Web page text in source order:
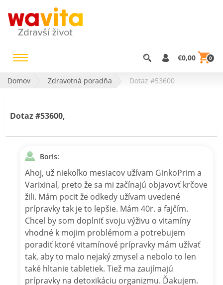
€0,00 0
Domov Zdravotná poradňa Dotaz #53600
Dotaz #53600,
Boris:
Ahoj, už niekoľko mesiacov užívam GinkoPrim a
Varixinal, preto že sa mi začínajú objavovť krčove
žili. Mám pocit že odkedy užívam uvedené
prípravky tak je to lepšie. Mám 40r. a fajčím.
Chcel by som doplniť svoju výživu o vitamíny
vhodné k mojim problémom a potrebujem
poradiť ktoré vitamínové prípravky mám užívať
tak, aby to malo nejaký zmysel a nebolo to len
také hltanie tabletiek. Tiež ma zaujímajú
prípravky na detoxikáciu organizmu. Ďakujem.